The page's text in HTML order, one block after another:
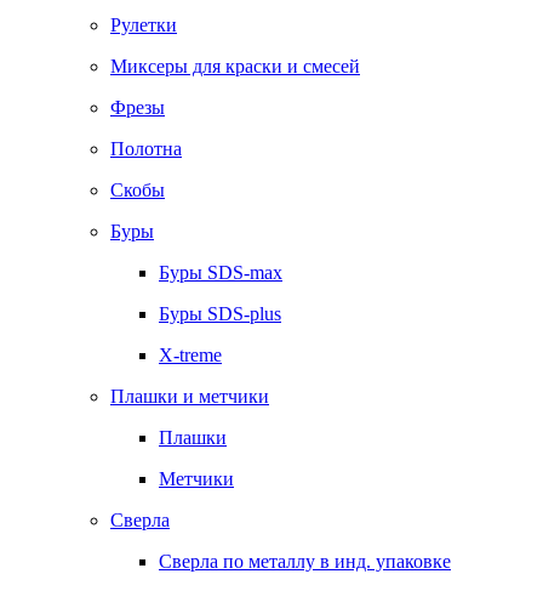
Рулетки
Миксеры для краски и смесей
Фрезы
Полотна
Скобы
Буры
Буры SDS-max
Буры SDS-plus
X-treme
Плашки и метчики
Плашки
Метчики
Сверла
Сверла по металлу в инд. упаковке